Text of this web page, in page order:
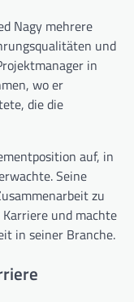
Nagy mehrere
und
in
wo er
die die
auf, in
Seine
zu
und machte
in seiner Branche.